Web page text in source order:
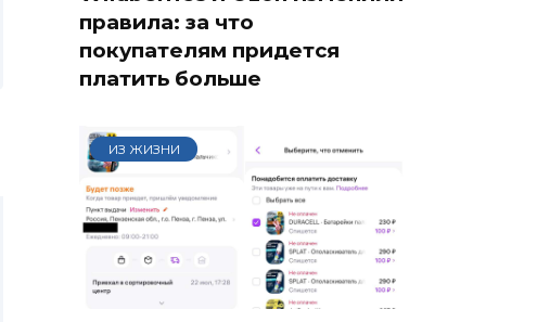
правила: за что
покупателям придется
платить больше
ИЗ ЖИЗНИ